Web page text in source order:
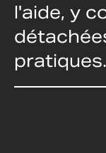
l'aide, y
pratiques.